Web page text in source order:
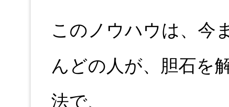
このノウハウは、今
んどの人が、胆石を
法で、